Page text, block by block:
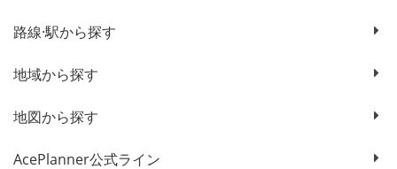
路線·駅から探す
地域から探す
地図から探す
AcePlanner公式ライン